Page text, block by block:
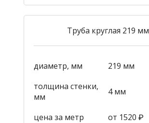
Труба круглая 219 мм
диаметр, мм
219 мм
толщина стенки,
мм
4 мм
цена за метр от 1520 ₽